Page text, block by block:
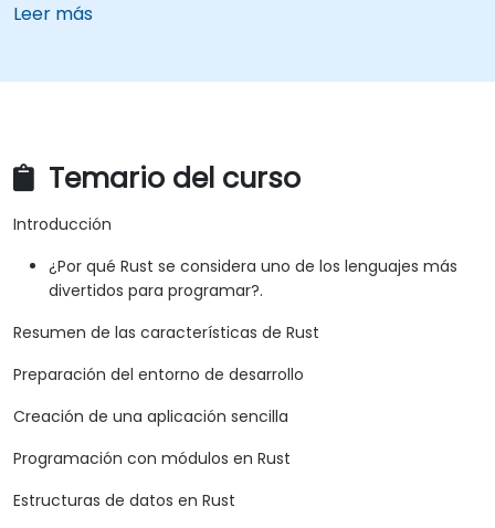
Leer más
Temario del curso
Introducción
¿Por qué Rust se considera uno de los lenguajes más
divertidos para programar?.
Resumen de las características de Rust
Preparación del entorno de desarrollo
Creación de una aplicación sencilla
Programación con módulos en Rust
Estructuras de datos en Rust